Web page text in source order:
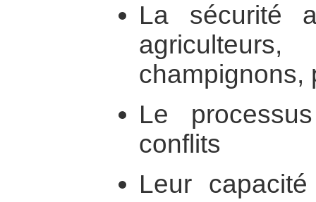
La sécurité
champignons,
Le
conflits
Leur